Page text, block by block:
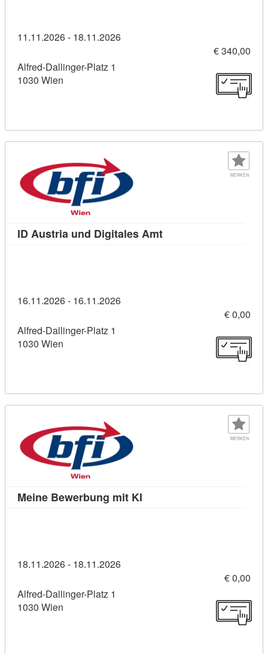
11.11.2026 - 18.11.2026
€ 340,00
Alfred-Dallinger-Platz 1
1030 Wien
MERKEN
ID Austria und Digitales AmtKursdetail: ID Austria
16.11.2026 - 16.11.2026
€ 0,00
Alfred-Dallinger-Platz 1
1030 Wien
MERKEN
Meine Bewerbung mit KI
18.11.2026 - 18.11.2026
€ 0,00
Alfred-Dallinger-Platz 1
1030 Wien